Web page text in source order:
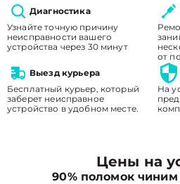
Диагностика
Узнайте точную причину
неисправности вашего
устройства через 30 минут
от
Выезд курьера
Бесплатный курьер, который
заберет неисправное
устройство в удобном месте.
На
Цены на
90% поломок